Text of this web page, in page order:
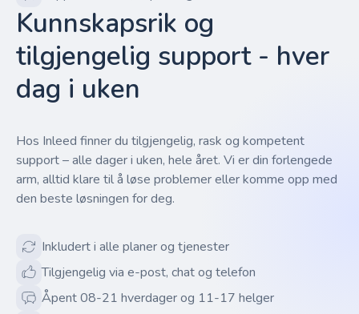
Kunnskapsrik og
tilgjengelig support - hver
dag i uken
Hos Inleed finner du tilgjengelig, rask og kompetent
support – alle dager i uken, hele året. Vi er din forlengede
arm, alltid klare til å løse problemer eller komme opp med
den beste løsningen for deg.
Inkludert i alle planer og tjenester
Tilgjengelig via e-post, chat og telefon
Åpent 08-21 hverdager og 11-17 helger